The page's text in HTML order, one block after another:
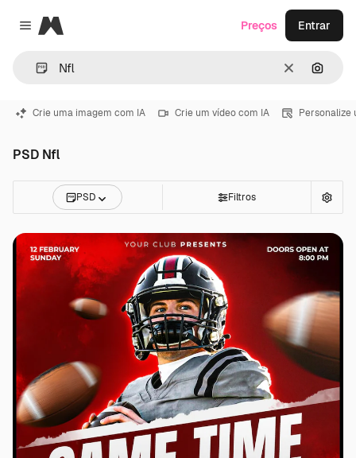
Close menu
Magnific
Limpar
Preços Entrar
Crie uma imagem com IA Crie um vídeo com IA Personalize
PSD Nfl
PSD Filtros